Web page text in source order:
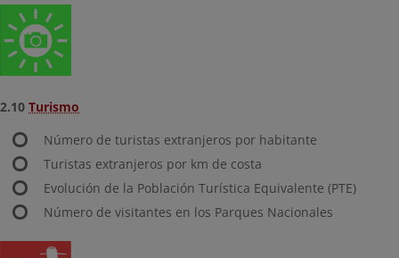
2.10 Turismo
Número de turistas extranjeros por habitante
Turistas extranjeros por km de costa
Evolución de la Población Turística Equivalente (PTE)
Número de visitantes en los Parques Nacionales